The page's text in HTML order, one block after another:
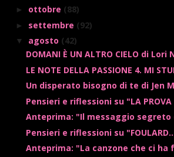
► ottobre (88)
► settembre (92)
▼ agosto (42)
DOMANI È UN ALTRO CIELO di
LE NOTE DELLA PASSIONE 4. MI
Un disperato bisogno di te di Jen
Pensieri e riflessioni su "LA PROVA
Anteprima: "Il messaggio segreto
Pensieri e riflessioni su "FOULARD...
Anteprima: "La canzone che ci